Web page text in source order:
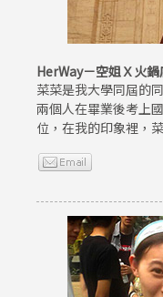
HerWay－空姐Ｘ火
菜菜是我大學同屆的
兩個人在畢業後考上
位，在我的印象裡，